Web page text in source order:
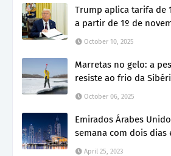
Trump aplica tarifa de
a partir de 1º de
October 10, 2025
Marretas no gelo: a
resiste ao frio da
October 06, 2025
Emirados Árabes
semana com dois dias
April 25, 2023